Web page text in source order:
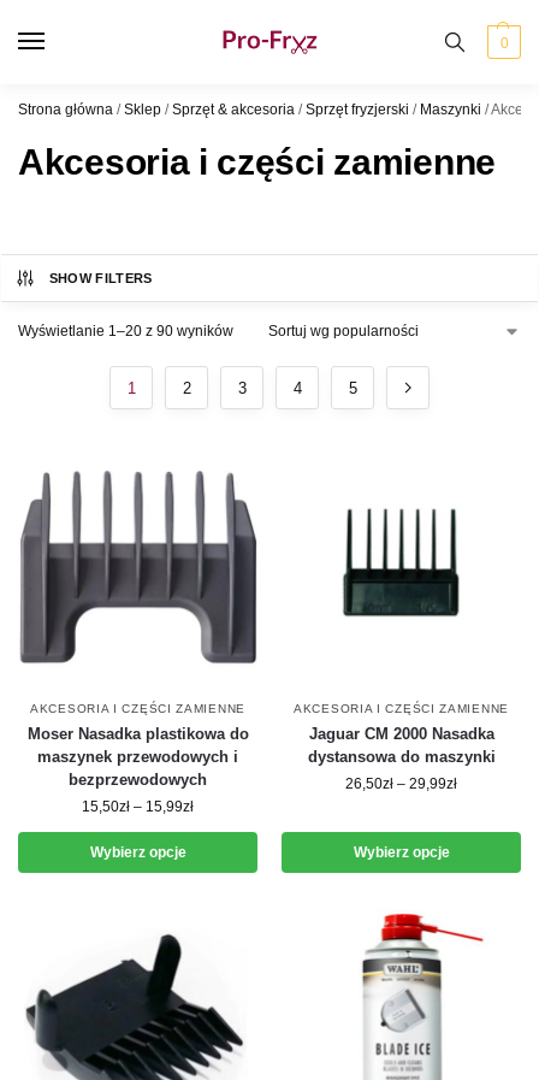
0
Strona główna /Sklep /Sprzęt & akcesoria /Sprzęt fryzjerski / Maszynki /
Akcesoria i części zamienne
SHOW FILTERS
Wyświetlanie 1–20 z 90 wyników
1 2 3 4 5
AKCESORIA I CZĘŚCI ZAMIENNE
Moser Nasadka plastikowa do
maszynek przewodowych i
bezprzewodowych
15,50zł – 15,99zł
Wybierz opcje
AKCESORIA I CZĘŚCI ZAMIENNE
Jaguar CM 2000 Nasadka
dystansowa do maszynki
26,50zł – 29,99zł
Wybierz opcje